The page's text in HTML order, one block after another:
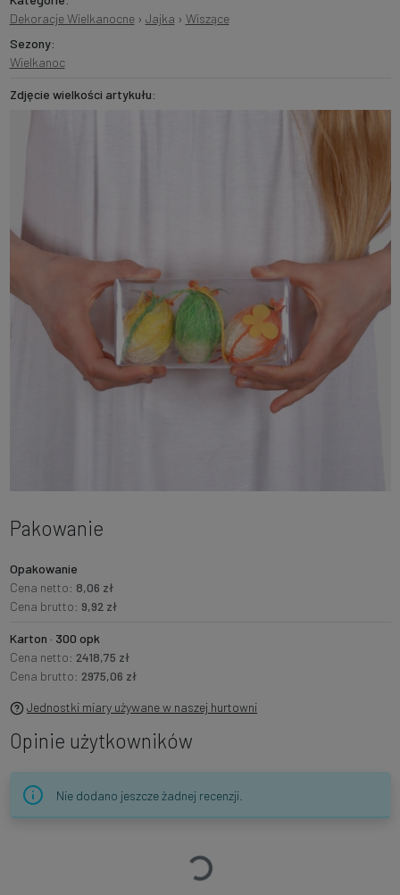
Dekoracje Wielkanocne› Jajka › Wiszące
Sezony:
Wielkanoc
Zdjęcie wielkości artykułu:
Pakowanie
Opakowanie
Cena netto: 8,06 zł
Cena brutto: 9,92 zł
Karton · 300 opk
Cena netto: 2418,75 zł
Cena brutto: 2975,06 zł
Jednostki miary używane w naszej hurtowni
Opinie użytkowników
Nie dodano jeszcze żadnej recenzji.
Ładowanie…